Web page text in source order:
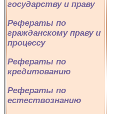
государству и праву
Рефераты по
гражданскому праву и
процессу
Рефераты по
кредитованию
Рефераты по
естествознанию